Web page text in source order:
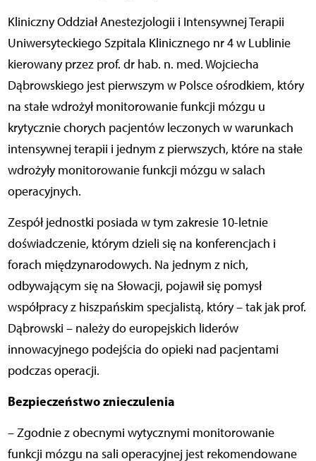
Kliniczny Oddział Anestezjologii i Intensywnej Terapii
Uniwersyteckiego Szpitala Klinicznego nr 4 w Lublinie
kierowany przez prof. dr hab. n. med. Wojciecha
Dąbrowskiego jest pierwszym w Polsce ośrodkiem, który
na stałe wdrożył monitorowanie funkcji mózgu u
krytycznie chorych pacjentów leczonych w warunkach
intensywnej terapii i jednym z pierwszych, które na stałe
wdrożyły monitorowanie funkcji mózgu w salach
operacyjnych.
Zespół jednostki posiada w tym zakresie 10-letnie
doświadczenie, którym dzieli się na konferencjach i
forach międzynarodowych. Na jednym z nich,
odbywającym się na Słowacji, pojawił się pomysł
współpracy z hiszpańskim specjalistą, który – tak jak prof.
Dąbrowski – należy do europejskich liderów
innowacyjnego podejścia do opieki nad pacjentami
podczas operacji.
Bezpieczeństwo znieczulenia
– Zgodnie z obecnymi wytycznymi monitorowanie
funkcji mózgu na sali operacyjnej jest rekomendowane